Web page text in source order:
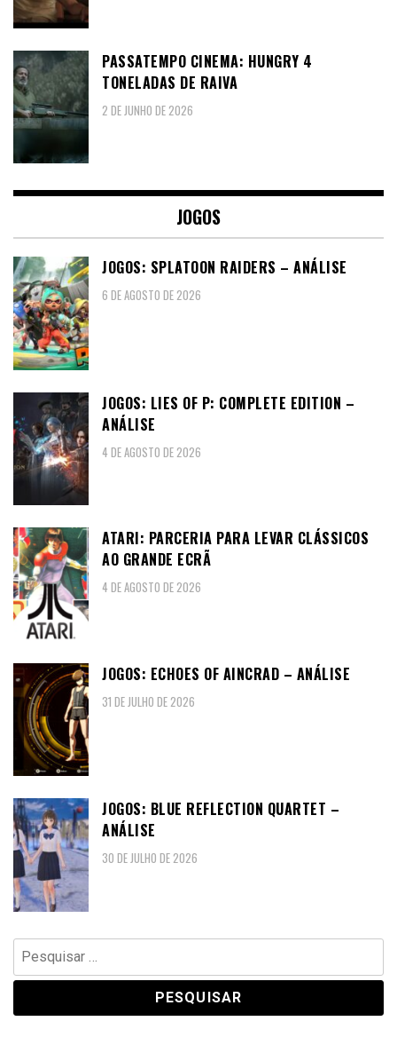
PASSATEMPO CINEMA: HUNGRY 4
TONELADAS DE RAIVA
2 DE JUNHO DE 2026
JOGOS
JOGOS: SPLATOON RAIDERS – ANÁLISE
6 DE AGOSTO DE 2026
JOGOS: LIES OF P: COMPLETE EDITION –
ANÁLISE
4 DE AGOSTO DE 2026
ATARI: PARCERIA PARA LEVAR CLÁSSICOS
AO GRANDE ECRÃ
4 DE AGOSTO DE 2026
JOGOS: ECHOES OF AINCRAD – ANÁLISE
31 DE JULHO DE 2026
JOGOS: BLUE REFLECTION QUARTET –
ANÁLISE
30 DE JULHO DE 2026
Pesquisar
por: